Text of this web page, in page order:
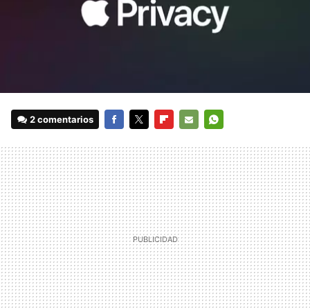
2 comentarios
MAIL